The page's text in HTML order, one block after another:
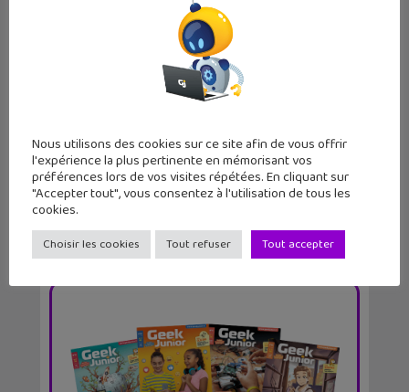
Guide Snapchat : astuces, tutoriels et
Nous utilisons des cookies sur ce site afin de vous offrir
l'expérience la plus pertinente en mémorisant vos
préférences lors de vos visites répétées. En cliquant sur
"Accepter tout", vous consentez à l'utilisation de tous les
cookies.
Choisir les cookies Tout refuser Tout accepter